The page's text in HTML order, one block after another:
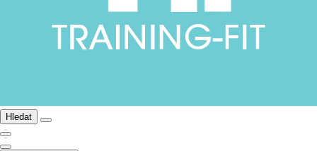
Hledat